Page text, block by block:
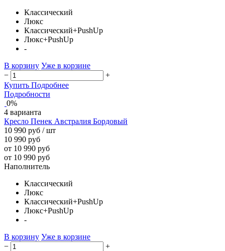
Классический
Люкс
Классический+PushUp
Люкс+PushUp
-
В корзину Уже в корзине
−
+
Купить Подробнее
Подробности
0%
4 варианта
Кресло Пенек Австралия Бордовый
10 990 руб / шт
10 990 руб
от 10 990 руб
от 10 990 руб
Наполнитель
Классический
Люкс
Классический+PushUp
Люкс+PushUp
-
В корзину Уже в корзине
−
+